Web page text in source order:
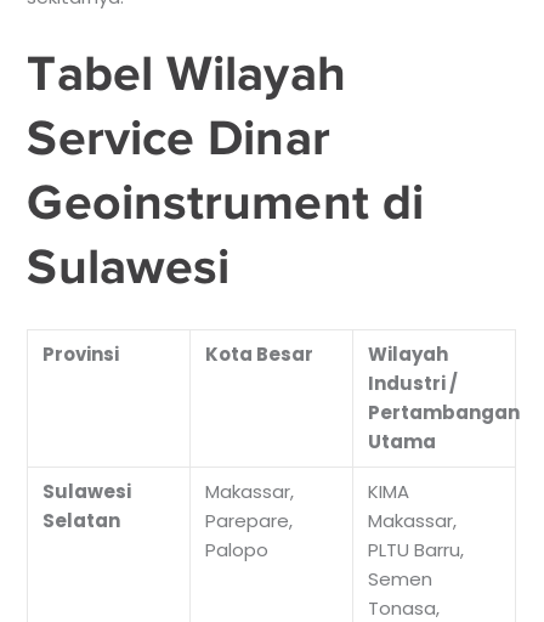
Tabel Wilayah
Service Dinar
Geoinstrument di
Sulawesi
Provinsi Kota Besar
Wilayah
Industri /
Pertambangan
Utama
Sulawesi
Selatan
Makassar,
Parepare,
Palopo
KIMA
Makassar,
PLTU Barru,
Semen
Tonasa,